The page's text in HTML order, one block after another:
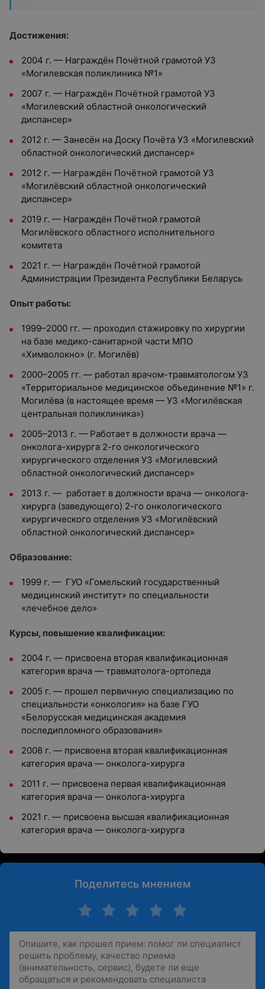
Достижения:
2004 г. — Награждён Почётной грамотой УЗ
«Могилевская поликлиника №1»
2007 г. — Награждён Почётной грамотой УЗ
«Могилевский областной онкологический
диспансер»
2012 г. — Занесён на Доску Почёта УЗ «Могилевский
областной онкологический диспансер»
2012 г. — Награждён Почётной грамотой УЗ
«Могилёвский областной онкологический
диспансер»
2019 г. — Награждён Почётной грамотой
Могилёвского областного исполнительного
комитета
2021 г. — Награждён Почётной грамотой
Администрации Президента Республики Беларусь
Опыт работы:
1999–2000 гг. — проходил стажировку по хирургии
на базе медико-санитарной части МПО
«Химволокно» (г. Могилёв)
2000–2005 гг. — работал врачом-травматологом УЗ
«Территориальное медицинское объединение №1» г.
Могилёва (в настоящее время — УЗ «Могилёвская
центральная поликлиника»)
2005–2013 г. — Работает в должности врача —
онколога-хирурга 2-го онкологического
хирургического отделения УЗ «Могилевский
областной онкологический диспансер»
2013 г. — работает в должности врача — онколога-
хирурга (заведующего) 2-го онкологического
хирургического отделения УЗ «Могилёвский
областной онкологический диспансер»
Образование:
1999 г. — ГУО «Гомельский государственный
медицинский институт» по специальности
«лечебное дело»
Курсы, повышение квалификации:
2004 г. — присвоена вторая квалификационная
категория врача — травматолога-ортопеда
2005 г. — прошел первичную специализацию по
специальности «онкология» на базе ГУО
«Белорусская медицинская академия
последипломного образования»
2008 г. — присвоена вторая квалификационная
категория врача — онколога-хирурга
2011 г. — присвоена первая квалификационная
категория врача — онколога-хирурга
2021 г. — присвоена высшая квалификационная
категория врача — онколога-хирурга
Поделитесь мнением